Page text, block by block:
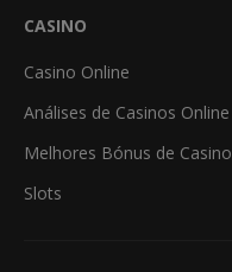
CASINO
Casino Online
Análises de Casinos Online
Melhores Bónus de Casino
Slots